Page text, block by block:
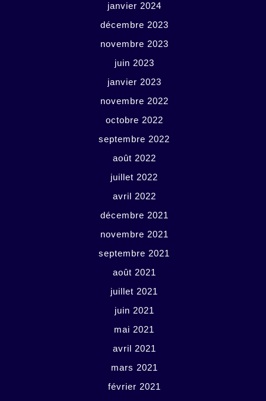
janvier 2024
décembre 2023
novembre 2023
juin 2023
janvier 2023
novembre 2022
octobre 2022
septembre 2022
août 2022
juillet 2022
avril 2022
décembre 2021
novembre 2021
septembre 2021
août 2021
juillet 2021
juin 2021
mai 2021
avril 2021
mars 2021
février 2021